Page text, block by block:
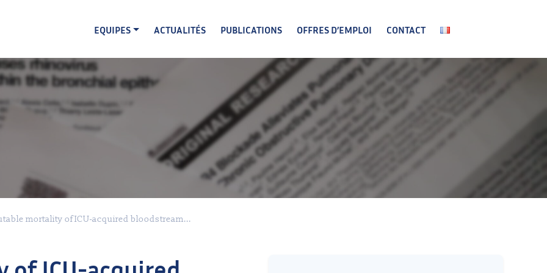
EQUIPES
ACTUALITÉS PUBLICATIONS OFFRES D’EMPLOI CONTACT
mortality of ICU-acquired bloodstream...